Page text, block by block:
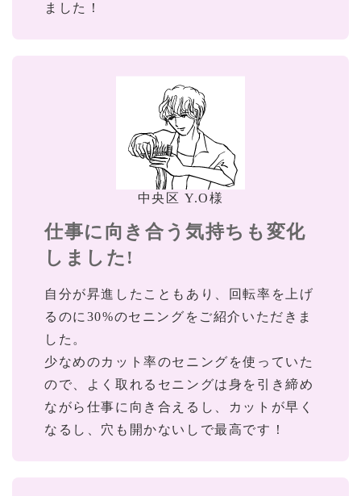
ました！
中央区 Y.O様
仕事に向き合う気持ちも変化
しました!
自分が昇進したこともあり、回転率を上げ
るのに30%のセニングをご紹介いただきま
した。
少なめのカット率のセニングを使っていた
ので、よく取れるセニングは身を引き締め
ながら仕事に向き合えるし、カットが早く
なるし、穴も開かないしで最高です！